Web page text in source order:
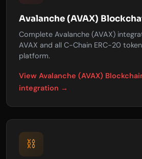
Avalanche (AVAX)
Complete Avalanche (AVAX)
AVAX and all C-Chain ERC-20
platform.
View Avalanche (AVAX)
integration →
⛓️